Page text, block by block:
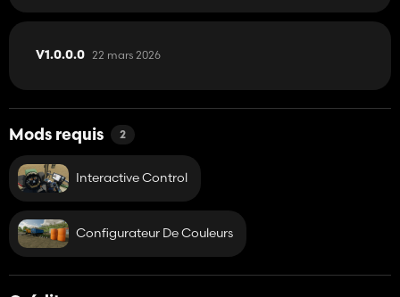
V1.0.0.0 22 mars 2026
Mods requis 2
Interactive Control
Configurateur De Couleurs